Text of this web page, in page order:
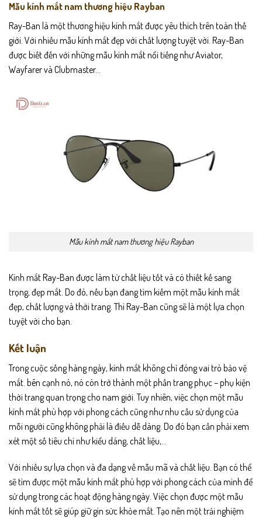
Mẫu kính mắt nam thương hiệu Rayban
Ray-Ban là một thương hiệu kính mắt được yêu thích trên toàn thế
giới. Với nhiều mẫu kính mắt đẹp với chất lượng tuyệt vời. Ray-Ban
được biết đến với những mẫu kính mắt nổi tiếng như Aviator,
Wayfarer và Clubmaster…
Mẫu kính mắt nam thương hiệu Rayban
Kính mắt Ray-Ban được làm từ chất liệu tốt và có thiết kế sang
trọng, đẹp mắt. Do đó, nếu bạn đang tìm kiếm một mẫu kính mắt
đẹp, chất lượng và thời trang. Thì Ray-Ban cũng sẽ là một lựa chọn
tuyệt vời cho bạn.
Kết luận
Trong cuộc sống hàng ngày, kính mắt không chỉ đóng vai trò bảo vệ
mắt. bên cạnh nó, nó còn trở thành một phần trang phục – phụ kiện
thời trang quan trọng cho nam giới. Tuy nhiên, việc chọn một mẫu
kính mắt phù hợp với phong cách cũng như nhu cầu sử dụng của
mỗi người cũng không phải là điều dễ dàng. Do đó bạn cần phải xem
xét một số tiêu chí như kiểu dáng, chất liệu,…
Với nhiều sự lựa chọn và đa dạng về mẫu mã và chất liệu. Bạn có thể
sẽ tìm được một mẫu kính mắt phù hợp với phong cách của mình để
sử dụng trong các hoạt động hàng ngày. Việc chọn được một mẫu
kính mắt tốt sẽ giúp giữ gìn sức khỏe mắt. Tạo nên một trải nghiệm